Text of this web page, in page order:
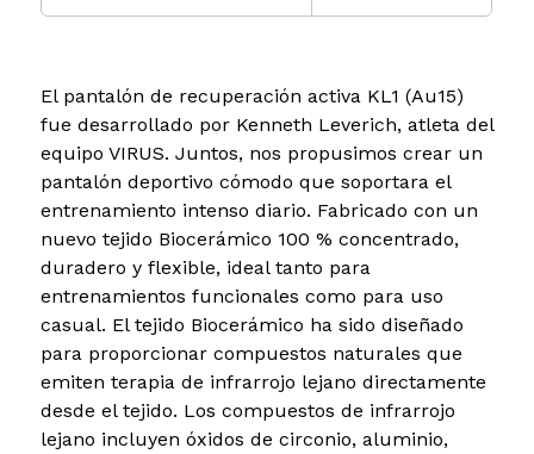
El pantalón de recuperación activa KL1 (Au15)
fue desarrollado por Kenneth Leverich, atleta del
equipo VIRUS. Juntos, nos propusimos crear un
pantalón deportivo cómodo que soportara el
entrenamiento intenso diario. Fabricado con un
nuevo tejido Biocerámico 100 % concentrado,
duradero y flexible, ideal tanto para
entrenamientos funcionales como para uso
casual. El tejido Biocerámico ha sido diseñado
para proporcionar compuestos naturales que
emiten terapia de infrarrojo lejano directamente
desde el tejido. Los compuestos de infrarrojo
lejano incluyen óxidos de circonio, aluminio,